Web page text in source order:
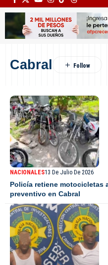
Cabral
NACIONALES13 De Julio De 2026
Policía retiene motocicletas
preventivo en Cabral